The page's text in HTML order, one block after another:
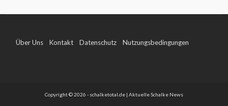
Über Uns Kontakt Datenschutz Nutzungsbedingungen
Copyright © 2026 - schalketotal.de | Aktuelle Schalke News